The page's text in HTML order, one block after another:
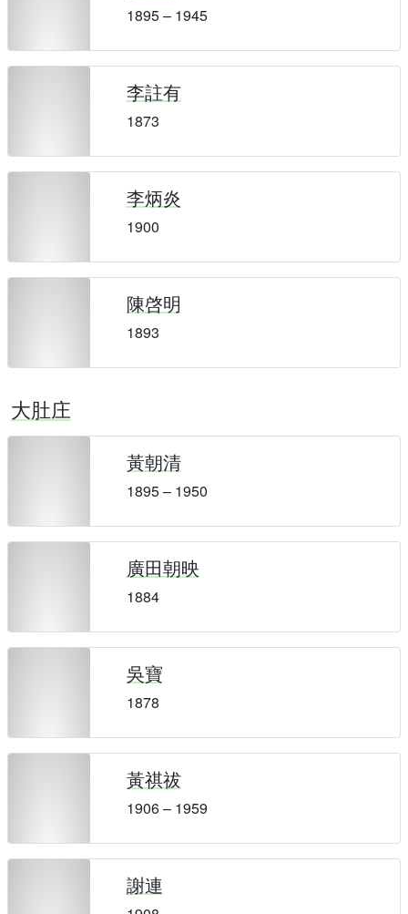
1895 – 1945
李註有
1873
李炳炎
1900
陳啓明
1893
大肚庄
黃朝清
1895 – 1950
廣田朝映
1884
吳寶
1878
黃祺祓
1906 – 1959
謝連